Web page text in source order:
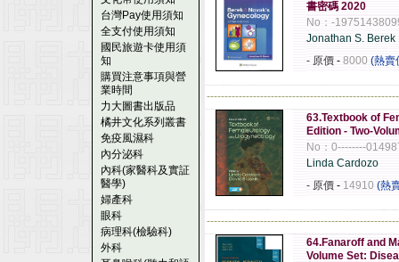
台灣Pay使用須知
全支付使用須知
國民旅遊卡使用須
知
購買注意事項與營
業時間
力大圖書出版品
橘井文化系列叢書
免疫風濕科
內分泌科
內科(家醫科及實証
醫學)
婦產科
眼科
病理科(檢驗科)
外科
書密碼 2020
No：-
Jonathan S. Berek
- 原價 - 8000 (熱賣
63.Textbook of
Edition - Two-
No：0--------
Linda Cardozo
- 原價 - 14910 (熱
64.Fanaroff and
Volume Set: